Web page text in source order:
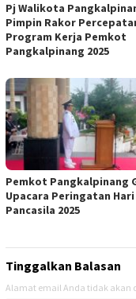
Pj Walikota
Pimpin Rakor
Program Kerja Pemkot
Pangkalpinang 2025
Pemkot Pangkalpinang
Upacara Peringatan
Pancasila 2025
Tinggalkan Balasan
Alamat email Anda tidak akan